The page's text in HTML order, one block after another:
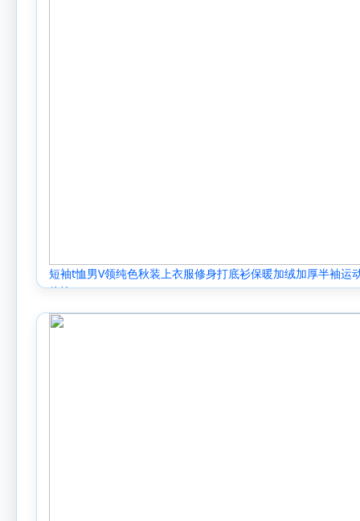
短袖t恤男V领纯色秋装上衣服修身打底衫保暖加绒加厚半袖运
体恤.